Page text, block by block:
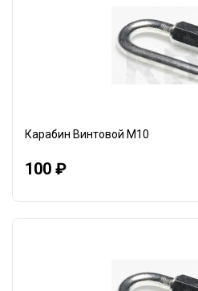
Карабин Винтовой М10
100 ₽